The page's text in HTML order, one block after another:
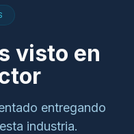
visto en
entregando
industria.